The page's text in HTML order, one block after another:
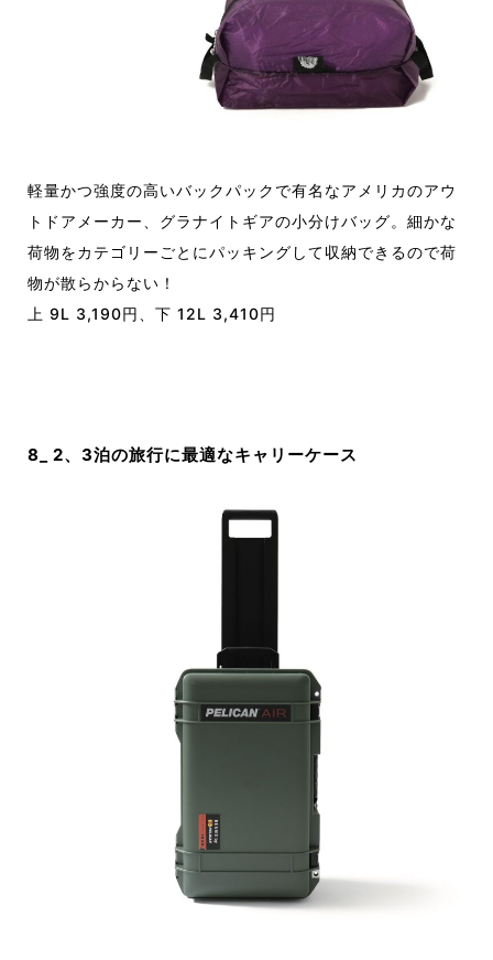
軽量かつ強度の高いバックパックで有名なアメリカのアウ
トドアメーカー、グラナイトギアの小分けバッグ。細かな
荷物をカテゴリーごとにパッキングして収納できるので荷
物が散らからない！
上 9L 3,190円、下 12L 3,410円
8_ 2、3泊の旅行に最適なキャリーケース